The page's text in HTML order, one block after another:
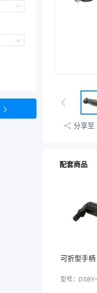
分享至
配套商品
可折型手
型号：